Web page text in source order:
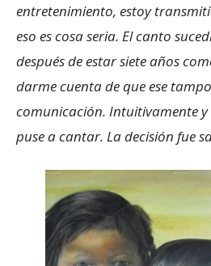
entretenimiento, estoy
eso es cosa seria. El canto
después de estar siete años
darme cuenta de que ese
comunicación. Intuitivamente y
puse a cantar. La decisión fue